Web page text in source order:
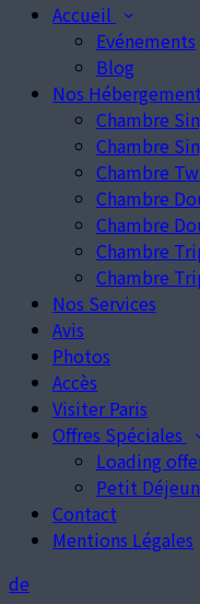
Accueil
Evénements
Blog
Nos
Chambre
Chambre
Chambre
Chambre
Chambre
Chambre
Chambre
Nos Services
Avis
Photos
Accès
Visiter Paris
Offres Spéciales
Loading
Petit
Contact
Mentions Légales
de